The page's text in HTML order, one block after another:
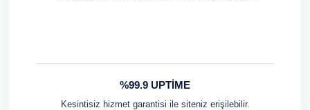
%99.9 UPTIME
Kesintisiz hizmet garantisi ile siteniz erişilebilir.